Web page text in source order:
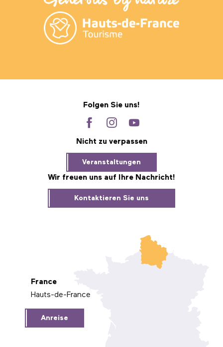
Folgen Sie uns!
Nicht zu verpassen
Veranstaltungen
Wir freuen uns auf Ihre Nachricht!
Kontaktieren Sie uns
France
Hauts-de-France
Anreise